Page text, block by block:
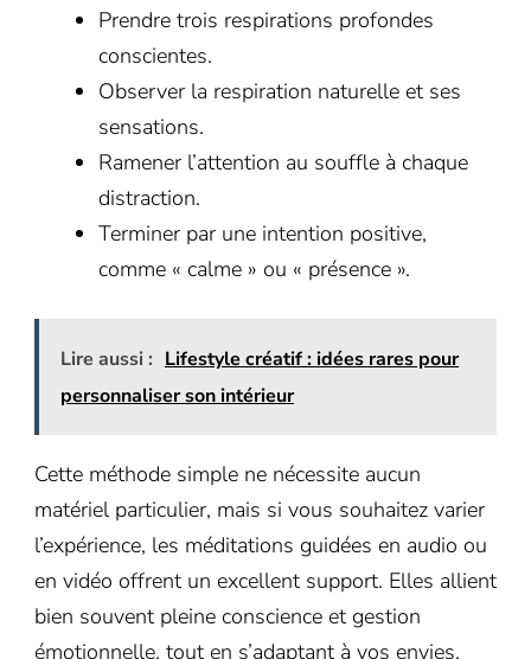
Prendre trois respirations profondes
conscientes.
Observer la respiration naturelle et ses
sensations.
Ramener l’attention au souffle à chaque
distraction.
Terminer par une intention positive,
comme « calme » ou « présence ».
Lire aussi : Lifestyle créatif : idées rares pour
personnaliser son intérieur
Cette méthode simple ne nécessite aucun
matériel particulier, mais si vous souhaitez varier
l’expérience, les méditations guidées en audio ou
en vidéo offrent un excellent support. Elles allient
bien souvent pleine conscience et gestion
émotionnelle, tout en s’adaptant à vos envies.